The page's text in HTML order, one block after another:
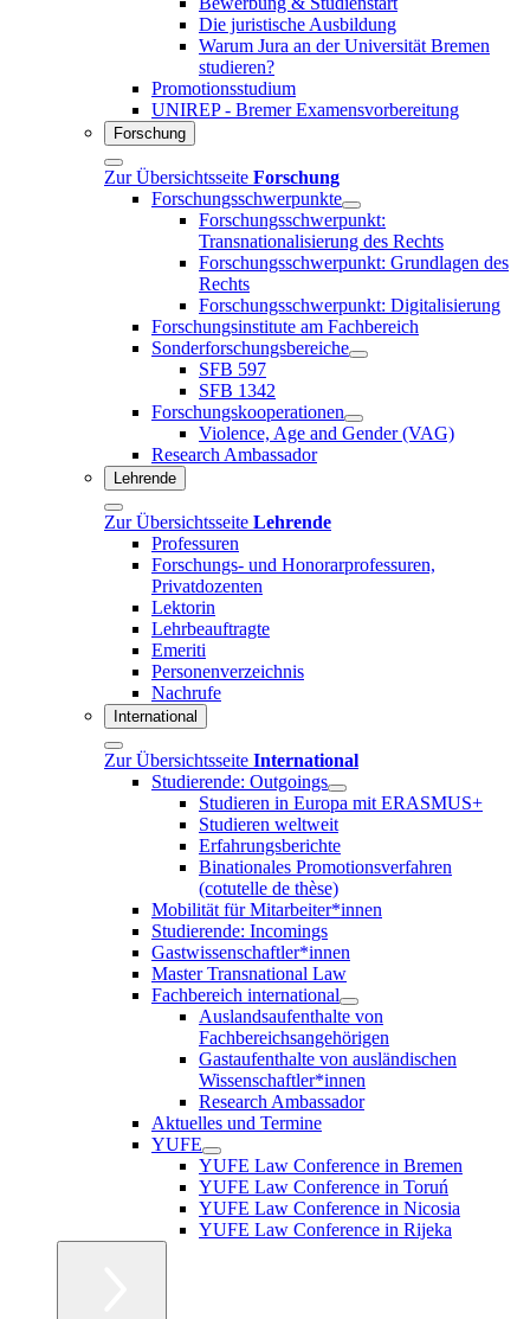
Die juristische Ausbildung
Warum Jura an der Universität Bremen
studieren?
Promotionsstudium
UNIREP - Bremer Examensvorbereitung
Forschung
Zur Übersichtsseite Forschung
Forschungsschwerpunkte
Forschungsschwerpunkt:
Transnationalisierung des Rechts
Forschungsschwerpunkt: Grundlagen des
Rechts
Forschungsschwerpunkt: Digitalisierung
Forschungsinstitute am Fachbereich
Sonderforschungsbereiche
SFB 597
SFB 1342
Forschungskooperationen
Violence, Age and Gender (VAG)
Research Ambassador
Lehrende
Zur Übersichtsseite Lehrende
Professuren
Forschungs- und Honorarprofessuren,
Privatdozenten
Lektorin
Lehrbeauftragte
Emeriti
Personenverzeichnis
Nachrufe
International
Zur Übersichtsseite International
Studierende: Outgoings
Studieren in Europa mit ERASMUS+
Studieren weltweit
Erfahrungsberichte
Binationales Promotionsverfahren
(cotutelle de thèse)
Mobilität für Mitarbeiter*innen
Studierende: Incomings
Gastwissenschaftler*innen
Master Transnational Law
Fachbereich international
Auslandsaufenthalte von
Fachbereichsangehörigen
Gastaufenthalte von ausländischen
Wissenschaftler*innen
Research Ambassador
Aktuelles und Termine
YUFE
YUFE Law Conference in Bremen
YUFE Law Conference in Toruń
YUFE Law Conference in Nicosia
YUFE Law Conference in Rijeka